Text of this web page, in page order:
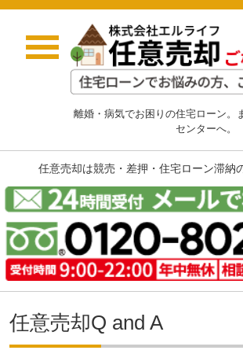
離婚・病気でお困りの住宅ローン。
センターへ。
任意売却は競売・差押・住宅ローン滞納
任意売却Q and A